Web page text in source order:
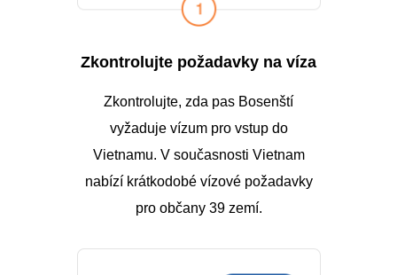
Zkontrolujte požadavky na víza
Zkontrolujte, zda pas Bosenští
vyžaduje vízum pro vstup do
Vietnamu. V současnosti Vietnam
nabízí krátkodobé vízové požadavky
pro občany 39 zemí.